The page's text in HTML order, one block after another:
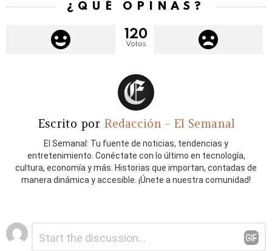
¿QUÉ OPINAS?
120
Votos
Escrito por Redacción - El Semanal
El Semanal: Tu fuente de noticias, tendencias y
entretenimiento. Conéctate con lo último en tecnología,
cultura, economía y más. Historias que importan, contadas de
manera dinámica y accesible. ¡Únete a nuestra comunidad!
Deja
una